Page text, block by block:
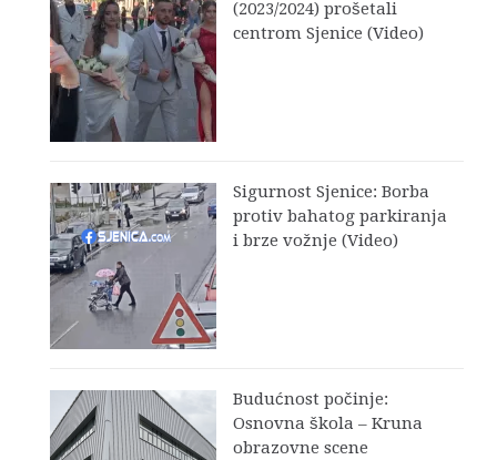
(2023/2024) prošetali
centrom Sjenice (Video)
Sigurnost Sjenice: Borba
protiv bahatog parkiranja
i brze vožnje (Video)
Budućnost počinje:
Osnovna škola – Kruna
obrazovne scene